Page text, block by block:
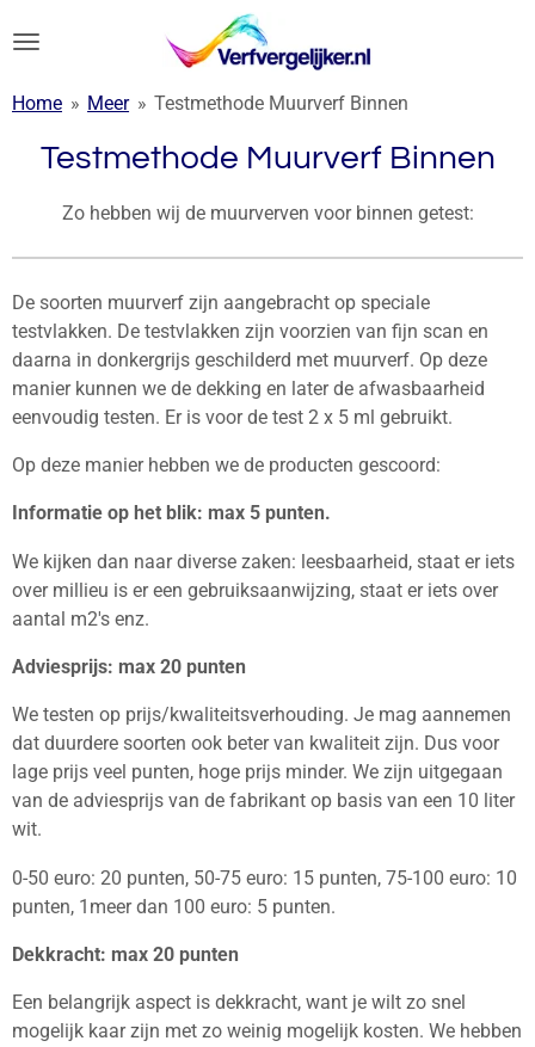
direct
de
Home » Meer » Testmethode Muurverf Binnen
Testmethode Muurverf Binnen
Zo hebben wij de muurverven voor binnen getest:
De soorten muurverf zijn aangebracht op speciale
testvlakken. De testvlakken zijn voorzien van fijn scan en
daarna in donkergrijs geschilderd met muurverf. Op deze
manier kunnen we de dekking en later de afwasbaarheid
eenvoudig testen. Er is voor de test 2 x 5 ml gebruikt.
Op deze manier hebben we de producten gescoord:
Informatie op het blik: max 5 punten.
We kijken dan naar diverse zaken: leesbaarheid, staat er iets
over millieu is er een gebruiksaanwijzing, staat er iets over
aantal m2's enz.
Adviesprijs: max 20 punten
We testen op prijs/kwaliteitsverhouding. Je mag aannemen
dat duurdere soorten ook beter van kwaliteit zijn. Dus voor
lage prijs veel punten, hoge prijs minder. We zijn uitgegaan
van de adviesprijs van de fabrikant op basis van een 10 liter
wit.
0-50 euro: 20 punten, 50-75 euro: 15 punten, 75-100 euro: 10
punten, 1meer dan 100 euro: 5 punten.
Dekkracht: max 20 punten
Een belangrijk aspect is dekkracht, want je wilt zo snel
mogelijk kaar zijn met zo weinig mogelijk kosten. We hebben